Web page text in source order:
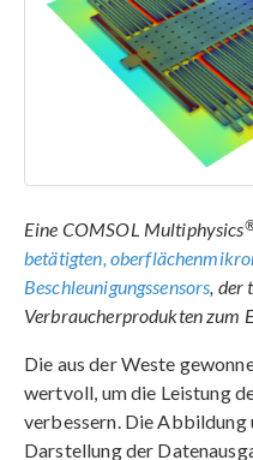
Eine COMSOL Multiphysics
betätigten,
Beschleunigungssensors ,
Verbraucherprodukten zum
Die aus der Weste
wertvoll, um die Leistung
verbessern. Die Abbildung
Darstellung der